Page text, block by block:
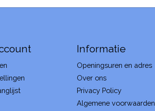
Informatie
Openingsuren en adres
Over ons
Privacy Policy
Algemene voorwaarden